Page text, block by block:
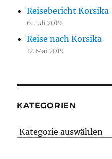
Reisebericht Korsika
6. Juli 2019
Reise nach Korsika
12. Mai 2019
KATEGORIEN
Kategorien